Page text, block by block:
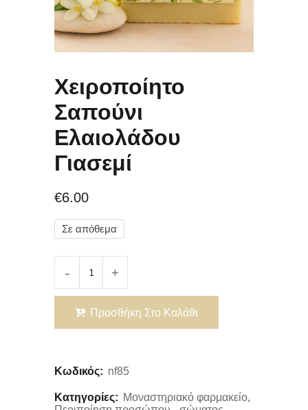
Χειροποίητο
Σαπούνι
Ελαιολάδου
Γιασεμί
€6.00
Σε απόθεμα
Προσθήκη Στο Καλάθι
Κωδικός: nf85
Κατηγορίες: Μοναστηριακό φαρμακείο,